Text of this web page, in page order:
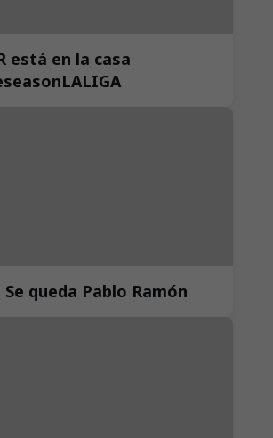
está en la casa
Se queda Pablo Ramón